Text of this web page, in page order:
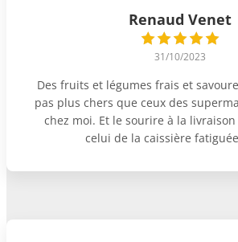
Renaud Venet
31/10/2023
Des fruits et légumes frais et
pas plus chers que ceux des
chez moi. Et le sourire à la
celui de la caissière